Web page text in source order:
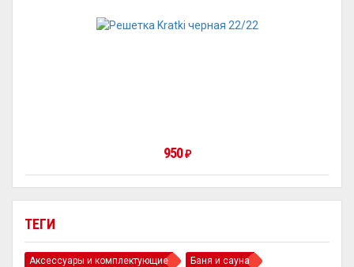
ТЕГИ
Аксессуары и комплектующие
Баня и сауна
950₽